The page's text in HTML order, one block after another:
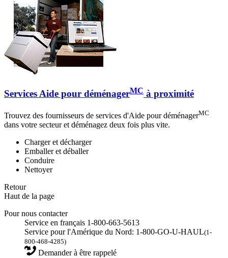
Services Aide pour déménagerMC à proximité
Trouvez des fournisseurs de services d'Aide pour déménagerMC
dans votre secteur et déménagez deux fois plus vite.
Charger et décharger
Emballer et déballer
Conduire
Nettoyer
Retour
Haut de la page
Pour nous contacter
Service en français 1-800-663-5613
Service pour l'Amérique du Nord: 1-800-GO-U-HAUL(1-
800-468-4285)
Demander à être rappelé